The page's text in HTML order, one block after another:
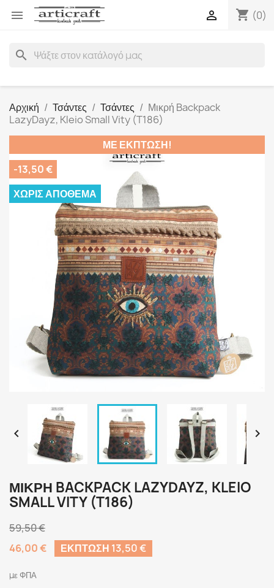
 shopping_cart (0)

search
Αρχική Τσάντες Τσάντες
Μικρή Backpack
LazyDayz, Kleio Small Vity (T186)
ΜΕ ΈΚΠΤΩΣΗ!
-13,50 €
ΧΩΡΊΣ ΑΠΌΘΕΜΑ
 
ΜΙΚΡΉ BACKPACK LAZYDAYZ, KLEIO
SMALL VITY (T186)
59,50 €
46,00 €
ΈΚΠΤΩΣΗ 13,50 €
με ΦΠΑ